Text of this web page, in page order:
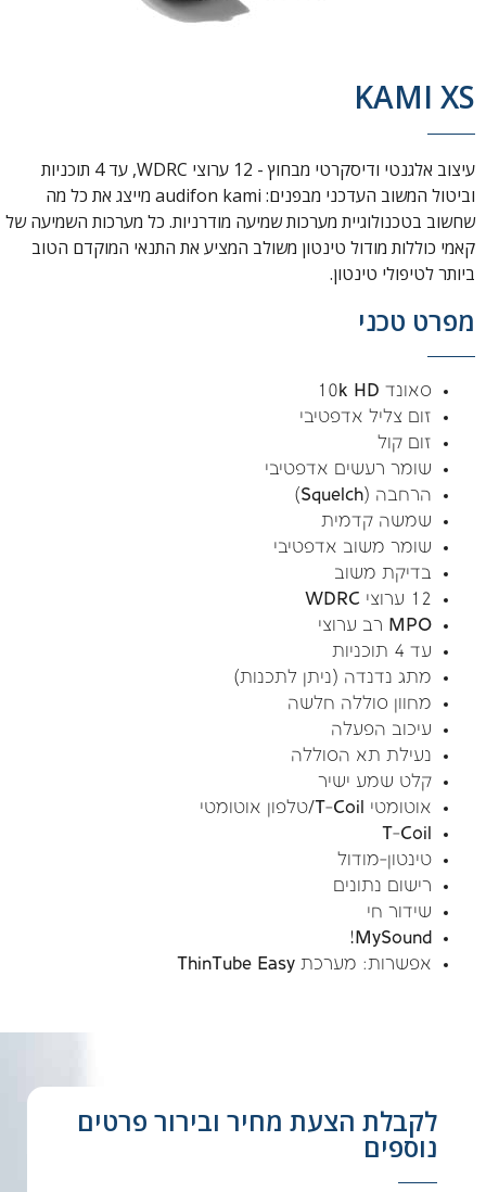
KAMI XS
עיצוב אלגנטי ודיסקרטי מבחוץ - 12 ערוצי WDRC, עד 4 תוכניות
וביטול המשוב העדכני מבפנים: audifon kami מייצג את כל מה
שחשוב בטכנולוגיית מערכות שמיעה מודרניות. כל מערכות השמיעה של
קאמי כוללות מודול טינטון משולב המציע את התנאי המוקדם הטוב
ביותר לטיפולי טינטון.
מפרט טכני
סאונד 10k HD
זום צליל אדפטיבי
זום קול
שומר רעשים אדפטיבי
הרחבה (Squelch)
שמשה קדמית
שומר משוב אדפטיבי
בדיקת משוב
12 ערוצי WDRC
MPO רב ערוצי
עד 4 תוכניות
מתג נדנדה (ניתן לתכנות)
מחוון סוללה חלשה
עיכוב הפעלה
נעילת תא הסוללה
קלט שמע ישיר
אוטומטי T-Coil/טלפון אוטומטי
T-Coil
טינטון-מודול
רישום נתונים
שידור חי
MySound!
אפשרות: מערכת ThinTube Easy
לקבלת הצעת מחיר ובירור פרטים
נוספים